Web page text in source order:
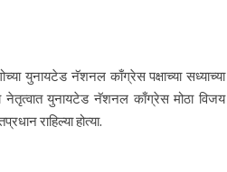
युनायटेड नॅशनल काँग्रेस पक्षाच्या सध्याच्या
युनायटेड नॅशनल काँग्रेस मोठा विजय
राहिल्या होत्या.